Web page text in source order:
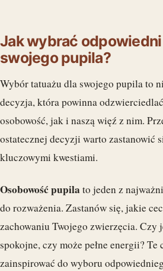
Jak wybrać
swojego pupila?
Wybór tatuażu dla swojego pupila to
decyzja, która powinna
osobowość, jak i naszą więź z nim.
ostatecznej decyzji warto zastanowić
kluczowymi kwestiami.
Osobowość pupila to jeden z
do rozważenia. Zastanów się, jakie
zachowaniu Twojego zwierzęcia. Czy
spokojne, czy może pełne energii? Te
zainspirować do wyboru